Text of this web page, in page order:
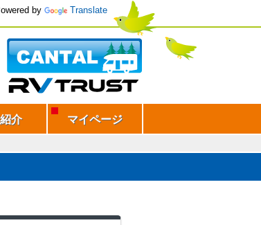
by Translate
介 マイページ